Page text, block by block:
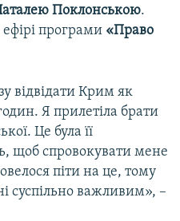
Поклонською.
програми «Право
відвідати Крим як
Я прилетіла брати
Це була її
щоб спровокувати мене
піти на це, тому
суспільно важливим», –